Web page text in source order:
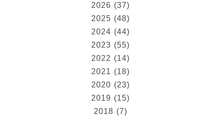
2026 (37)
2025 (48)
2024 (44)
2023 (55)
2022 (14)
2021 (18)
2020 (23)
2019 (15)
2018 (7)